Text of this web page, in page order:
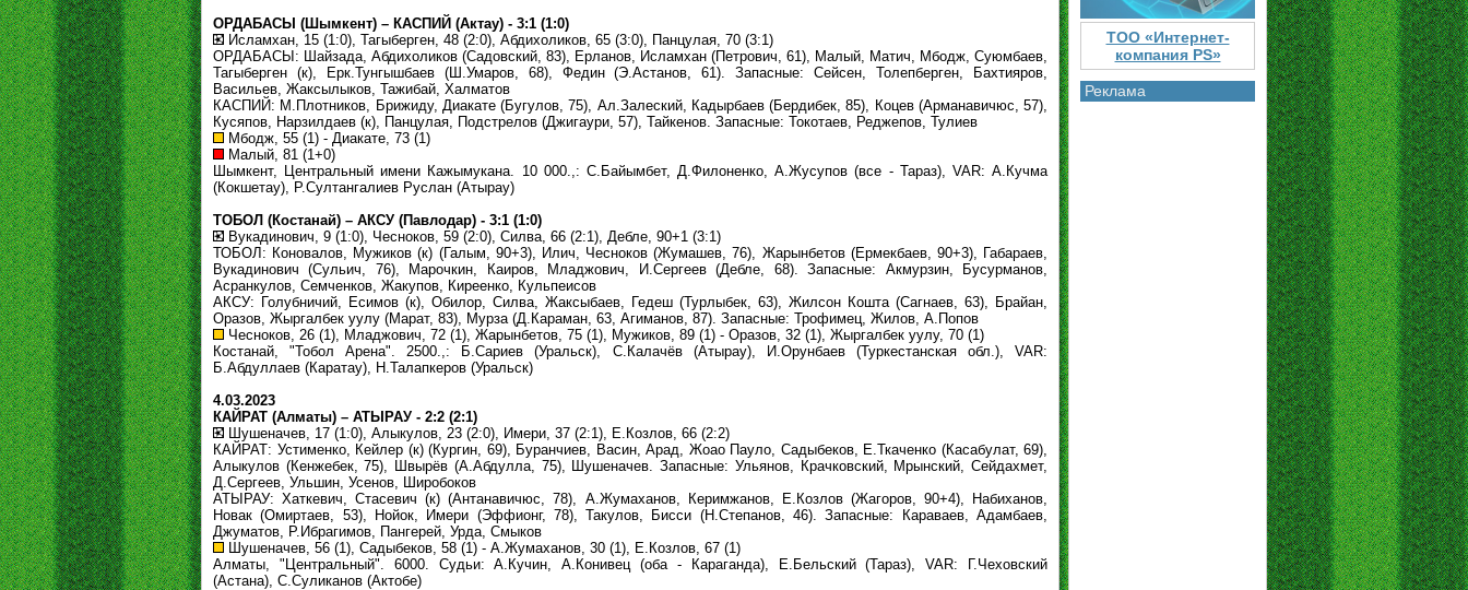
ОРДАБАСЫ (Шымкент) – КАСПИЙ (Актау) - 3:1 (1:0)
Исламхан, 15 (1:0), Тагыберген, 48 (2:0), Абдихоликов, 65 (3:0), Панцулая, 70 (3:1)
ОРДАБАСЫ: Шайзада, Абдихоликов (Садовский, 83), Ерланов, Исламхан (Петрович, 61), Малый, Матич, Мбодж, Суюмбаев,
Тагыберген (к), Ерк.Тунгышбаев (Ш.Умаров, 68), Федин (Э.Астанов, 61). Запасные: Сейсен, Толепберген, Бахтияров,
Васильев, Жаксылыков, Тажибай, Халматов
КАСПИЙ: М.Плотников, Брижиду, Диакате (Бугулов, 75), Ал.Залеский, Кадырбаев (Бердибек, 85), Коцев (Арманавичюс, 57),
Кусяпов, Нарзилдаев (к), Панцулая, Подстрелов (Джигаури, 57), Тайкенов. Запасные: Токотаев, Реджепов, Тулиев
Мбодж, 55 (1) - Диакате, 73 (1)
Малый, 81 (1+0)
Шымкент, Центральный имени Кажымукана. 10 000.,: С.Байымбет, Д.Филоненко, А.Жусупов (все - Тараз), VAR: А.Кучма
(Кокшетау), Р.Султангалиев Руслан (Атырау)
ТОБОЛ (Костанай) – АКСУ (Павлодар) - 3:1 (1:0)
Вукадинович, 9 (1:0), Чесноков, 59 (2:0), Силва, 66 (2:1), Дебле, 90+1 (3:1)
ТОБОЛ: Коновалов, Мужиков (к) (Галым, 90+3), Илич, Чесноков (Жумашев, 76), Жарынбетов (Ермекбаев, 90+3), Габараев,
Вукадинович (Сульич, 76), Марочкин, Каиров, Младжович, И.Сергеев (Дебле, 68). Запасные: Акмурзин, Бусурманов,
Асранкулов, Семченков, Жакупов, Киреенко, Кульпеисов
АКСУ: Голубничий, Есимов (к), Обилор, Силва, Жаксыбаев, Гедеш (Турлыбек, 63), Жилсон Кошта (Сагнаев, 63), Брайан,
Оразов, Жыргалбек уулу (Марат, 83), Мурза (Д.Караман, 63, Агиманов, 87). Запасные: Трофимец, Жилов, А.Попов
Чесноков, 26 (1), Младжович, 72 (1), Жарынбетов, 75 (1), Мужиков, 89 (1) - Оразов, 32 (1), Жыргалбек уулу, 70 (1)
Костанай, "Тобол Арена". 2500.,: Б.Сариев (Уральск), С.Калачёв (Атырау), И.Орунбаев (Туркестанская обл.), VAR:
Б.Абдуллаев (Каратау), Н.Талапкеров (Уральск)
4.03.2023
КАЙРАТ (Алматы) – АТЫРАУ - 2:2 (2:1)
Шушеначев, 17 (1:0), Алыкулов, 23 (2:0), Имери, 37 (2:1), Е.Козлов, 66 (2:2)
КАЙРАТ: Устименко, Кейлер (к) (Кургин, 69), Буранчиев, Васин, Арад, Жоао Пауло, Садыбеков, Е.Ткаченко (Касабулат, 69),
Алыкулов (Кенжебек, 75), Швырёв (А.Абдулла, 75), Шушеначев. Запасные: Ульянов, Крачковский, Мрынский, Сейдахмет,
Д.Сергеев, Ульшин, Усенов, Широбоков
АТЫРАУ: Хаткевич, Стасевич (к) (Антанавичюс, 78), А.Жумаханов, Керимжанов, Е.Козлов (Жагоров, 90+4), Набиханов,
Новак (Омиртаев, 53), Нойок, Имери (Эффионг, 78), Такулов, Бисси (Н.Степанов, 46). Запасные: Караваев, Адамбаев,
Джуматов, Р.Ибрагимов, Пангерей, Урда, Смыков
Шушеначев, 56 (1), Садыбеков, 58 (1) - А.Жумаханов, 30 (1), Е.Козлов, 67 (1)
Алматы, "Центральный". 6000. Судьи: А.Кучин, А.Конивец (оба - Караганда), Е.Бельский (Тараз), VAR: Г.Чеховский
(Астана), С.Суликанов (Актобе)
ТОО «Интернет-
компания PS»
Реклама